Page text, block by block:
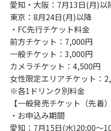
愛知・大阪：7月13日(月)以
東京：8月24日(月)以降
・FC先行チケット料金
前方チケット：7,000円
一般チケット：3,000円
カメラチケット：4,500円
女性限定エリアチケット：
※各1ドリンク別料金
【一般発売チケット（先着
・お申込み期間
愛知：7月15日(水)20:00〜